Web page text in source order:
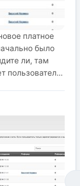
платное
было
ли, там
пользовател...